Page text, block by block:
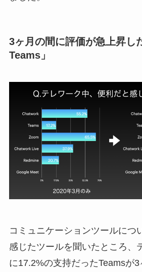
3ヶ月の間に評価が急上昇
Teams」
コミュニケーションツールにつ
感じたツールを聞いたところ、
に17.2%の支持だったTeamsが